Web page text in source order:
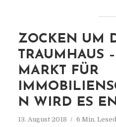
ZOCKEN UM
TRAUMHAUS
MARKT FÜR
N WIRD ES
13. August 2018 6 Min.